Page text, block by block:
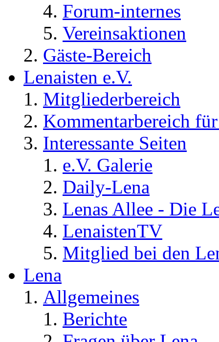
Forum-internes
Vereinsaktionen
Gäste-Bereich
Lenaisten e.V.
Mitgliederbereich
Kommentarbereich
Interessante Seiten
e.V. Galerie
Daily-Lena
Lenas Allee - Die
LenaistenTV
Mitglied bei den
Lena
Allgemeines
Berichte